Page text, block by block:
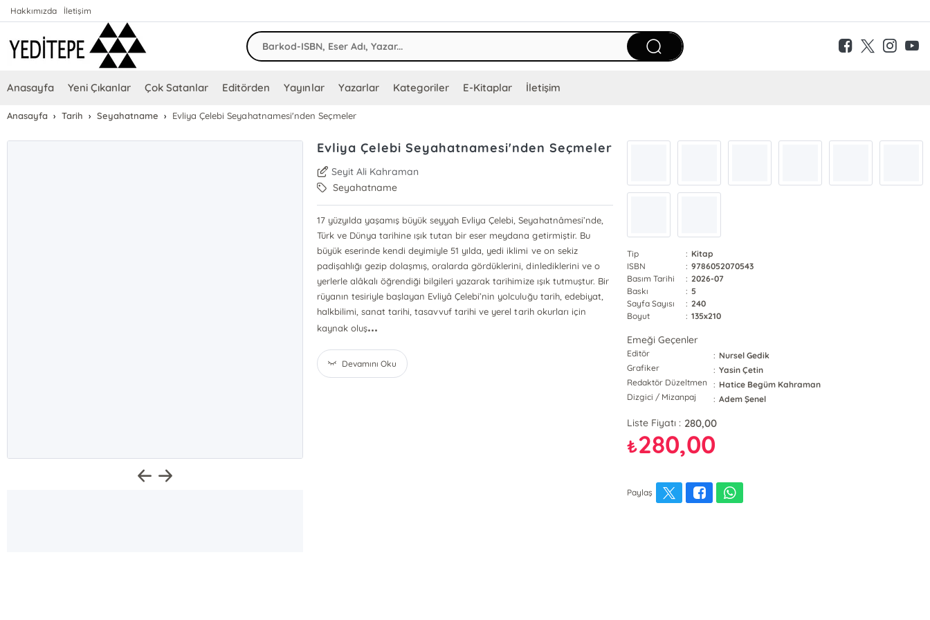
Hakkımızda İletişim
Anasayfa Yeni Çıkanlar Çok Satanlar Editörden Yayınlar Yazarlar Kategoriler E-Kitaplar İletişim
Anasayfa Tarih Seyahatname Evliya Çelebi Seyahatnamesi'nden Seçmeler
Evliya Çelebi Seyahatnamesi'nden Seçmeler
Seyit Ali Kahraman
Seyahatname
17 yüzyılda yaşamış büyük seyyah Evliya Çelebi, Seyahatnâmesi’nde,
Türk ve Dünya tarihine ışık tutan bir eser meydana getirmiştir. Bu
büyük eserinde kendi deyimiyle 51 yılda, yedi iklimi ve on sekiz
padişahlığı gezip dolaşmış, oralarda gördüklerini, dinlediklerini ve o
yerlerle alâkalı öğrendiği bilgileri yazarak tarihimize ışık tutmuştur. Bir
rüyanın tesiriyle başlayan Evliyâ Çelebi’nin yolculuğu tarih, edebiyat,
halkbilimi, sanat tarihi, tasavvuf tarihi ve yerel tarih okurları için
kaynak oluş...
Devamını Oku
Tip : Kitap
ISBN
: 9786052070543
Basım Tarihi
: 2026-07
Baskı
: 5
Sayfa Sayısı
: 240
Boyut
: 135x210
Emeği Geçenler
Editör : Nursel Gedik
Grafiker
: Yasin Çetin
Redaktör Düzeltmen
: Hatice Begüm Kahraman
Dizgici / Mizanpaj
: Adem Şenel
Liste Fiyatı : 280,00
₺280,00
Paylaş